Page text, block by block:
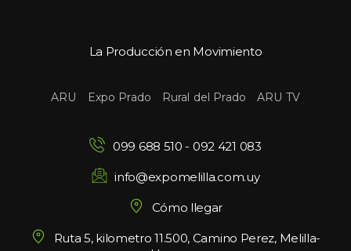
La Producción en Movimiento
ARU Expo Prado Rural del Prado ARU TV
099 688 510 - 092 421 083
info@expomelilla.com.uy
Cómo llegar
Ruta 5, kilometro 11.500, Camino Perez, Melilla-